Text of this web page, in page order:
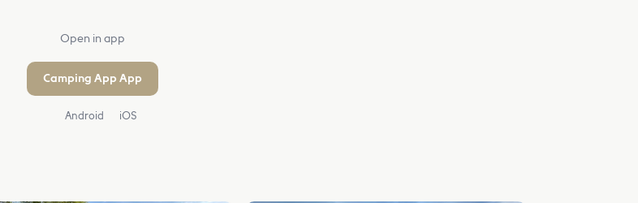
Open in app
Camping App App
Android iOS